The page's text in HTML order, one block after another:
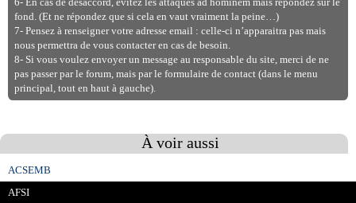
6- En cas de désaccord, évitez les attaques ad hominem mais répondez sur le
fond. (Et ne répondez que si cela en vaut vraiment la peine…)
7- Pensez à renseigner votre adresse email : celle-ci n’apparaitra pas mais
nous permettra de vous contacter en cas de besoin.
8- Si vous voulez envoyer un message au responsable du site, merci de ne
pas passer par le forum, mais par le formulaire de contact (dans le menu
principal, tout en haut à gauche).
À voir aussi
ACSEMB
AFSI